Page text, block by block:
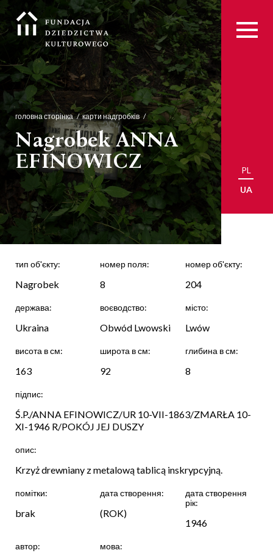
головна сторінка карти надгробків
Nagrobek ANNA
EFINOWICZ
PL
UA
тип об'єкту:
Nagrobek
номер поля:
8
номер об'єкту:
204
держава:
Ukraina
воєводство:
Obwód Lwowski
місто:
Lwów
висота в см:
163
широта в см:
92
глибина в см:
8
підпис:
Ś.P./ANNA EFINOWICZ/UR 10-VII-1863/ZMARŁA 10-
XI-1946 R/POKÓJ JEJ DUSZY
опис:
Krzyż drewniany z metalową tablicą inskrypcyjną.
помітки:
brak
дата створення:
(ROK)
дата створення
рік:
1946
автор: мова: